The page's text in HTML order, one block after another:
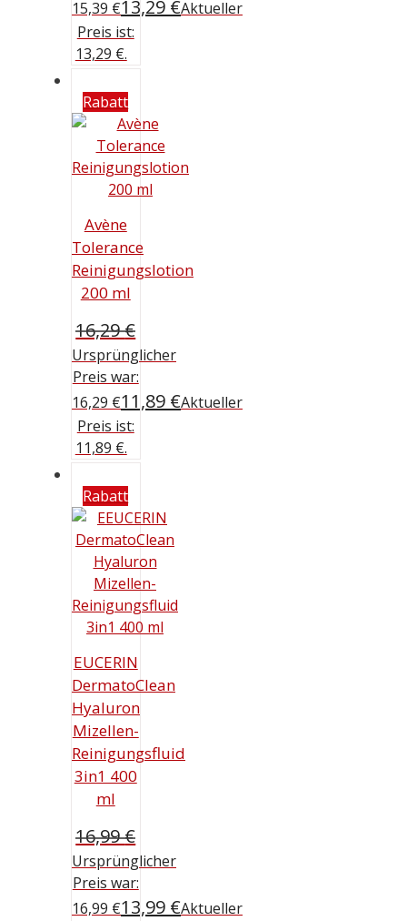
15,39 €13,29 €Aktueller
Preis ist:
13,29 €.
Rabatt
Avène
Tolerance
Reinigungslotion
200 ml
16,29€
Ursprünglicher
Preis war:
16,29 €11,89 €Aktueller
Preis ist:
11,89 €.
Rabatt
EUCERIN
DermatoClean
Hyaluron
Mizellen-
Reinigungsfluid
3in1 400
ml
16,99€
Ursprünglicher
Preis war:
16,99 €13,99 €Aktueller